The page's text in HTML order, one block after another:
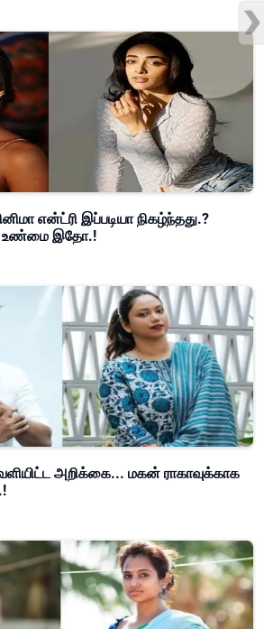
என்ட்ரி இப்படியா நிகழ்ந்தது.?
உண்மை இதோ.!
அறிக்கை... மகன் ராகாவுக்காக